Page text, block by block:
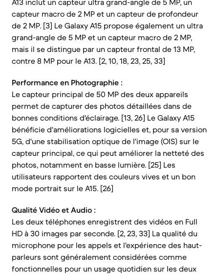
A13 inclut un capteur ultra grand-angle de 5 MP, un
capteur macro de 2 MP et un capteur de profondeur
de 2 MP. [3] Le Galaxy A15 propose également un ultra
grand-angle de 5 MP et un capteur macro de 2 MP,
mais il se distingue par un capteur frontal de 13 MP,
contre 8 MP pour le A13. [2, 10, 18, 23, 25, 33]
Performance en Photographie :
Le capteur principal de 50 MP des deux appareils
permet de capturer des photos détaillées dans de
bonnes conditions d'éclairage. [13, 26] Le Galaxy A15
bénéficie d'améliorations logicielles et, pour sa version
5G, d'une stabilisation optique de l'image (OIS) sur le
capteur principal, ce qui peut améliorer la netteté des
photos, notamment en basse lumière. [25] Les
utilisateurs rapportent des couleurs vives et un bon
mode portrait sur le A15. [26]
Qualité Vidéo et Audio :
Les deux téléphones enregistrent des vidéos en Full
HD à 30 images par seconde. [2, 23, 33] La qualité du
microphone pour les appels et l'expérience des haut-
parleurs sont généralement considérées comme
fonctionnelles pour un usage quotidien sur les deux